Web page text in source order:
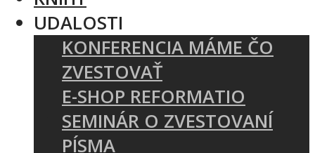
UDALOSTI
KONFERENCIA MÁME ČO
ZVESTOVAŤ
E-SHOP REFORMATIO
SEMINÁR O ZVESTOVANÍ
PÍSMA